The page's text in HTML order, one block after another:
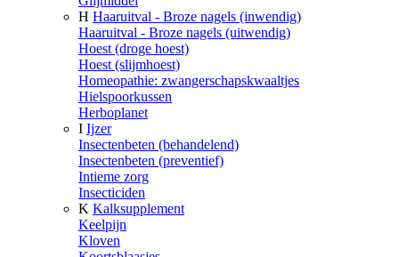
H Haaruitval - Broze nagels (inwendig)
Haaruitval - Broze nagels (uitwendig)
Hoest (droge hoest)
Hoest (slijmhoest)
Homeopathie: zwangerschapskwaaltjes
Hielspoorkussen
Herboplanet
I Ijzer
Insectenbeten (behandelend)
Insectenbeten (preventief)
Intieme zorg
Insecticiden
K Kalksupplement
Keelpijn
Kloven